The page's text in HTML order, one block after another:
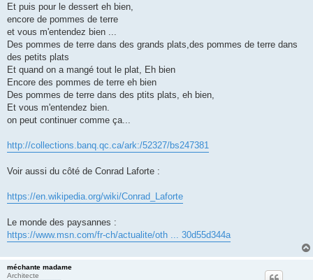
Et puis pour le dessert eh bien,
encore de pommes de terre
et vous m'entendez bien ...
Des pommes de terre dans des grands plats,des pommes de terre dans
des petits plats
Et quand on a mangé tout le plat, Eh bien
Encore des pommes de terre eh bien
Des pommes de terre dans des ptits plats, eh bien,
Et vous m'entendez bien.
on peut continuer comme ça...
http://collections.banq.qc.ca/ark:/52327/bs247381
Voir aussi du côté de Conrad Laforte :
https://en.wikipedia.org/wiki/Conrad_Laforte
Le monde des paysannes :
https://www.msn.com/fr-ch/actualite/oth ... 30d55d344a
méchante madame
Architecte